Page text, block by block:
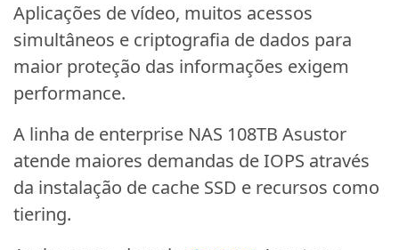
Aplicações de vídeo, muitos acessos
simultâneos e criptografia de dados para
maior proteção das informações exigem
performance.
A linha de enterprise NAS 108TB Asustor
atende maiores demandas de IOPS através
da instalação de cache SSD e recursos como
tiering.